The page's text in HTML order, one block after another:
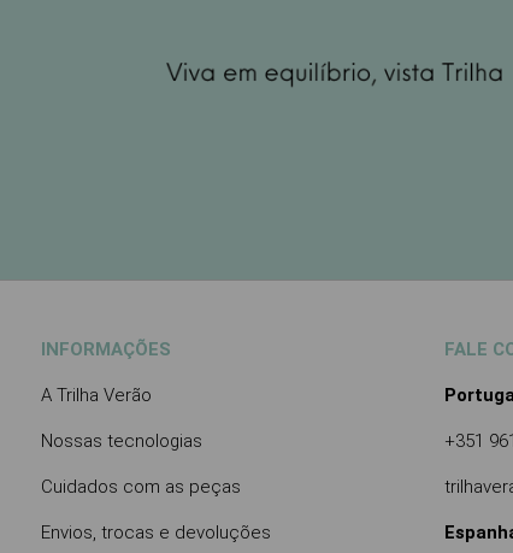
INFORMAÇÕES
A Trilha Verão
Nossas tecnologias
Cuidados com as peças
Envios, trocas e devoluções
FALE
+351